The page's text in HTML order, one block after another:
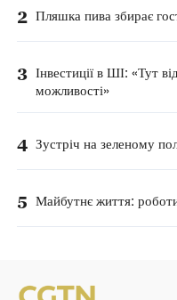
2 Пляшка пива збирає
3 Інвестиції в ШІ: «Тут
можливості»
4 Зустріч на зеленому
5 Майбутнє життя: